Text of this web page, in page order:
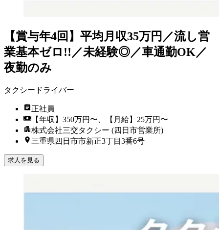
【賞与年4回】平均月収35万円／流し営
業基本ゼロ!!／未経験◎／車通勤OK／
夜勤のみ
タクシードライバー
正社員
【年収】350万円〜、【月給】25万円〜
株式会社三交タクシー (四日市営業所)
三重県四日市市新正3丁目3番6号
求人を見る